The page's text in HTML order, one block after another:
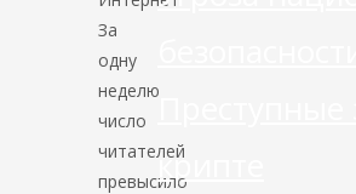
За
одну
неделю
число
читателей
превысило
Преступные
крипте